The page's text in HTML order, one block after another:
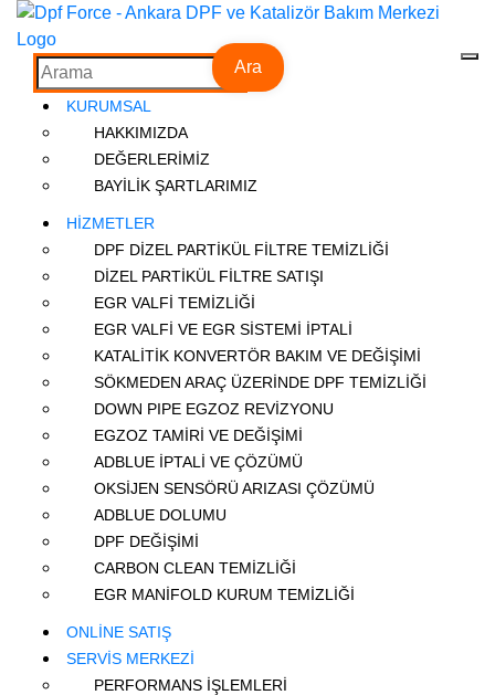
Ara
KURUMSAL
HAKKIMIZDA
DEĞERLERİMİZ
BAYİLİK ŞARTLARIMIZ
HİZMETLER
DPF DİZEL PARTİKÜL FİLTRE TEMİZLİĞİ
DİZEL PARTİKÜL FİLTRE SATIŞI
EGR VALFİ TEMİZLİĞİ
EGR VALFİ VE EGR SİSTEMİ İPTALİ
KATALİTİK KONVERTÖR BAKIM VE DEĞİŞİMİ
SÖKMEDEN ARAÇ ÜZERİNDE DPF TEMİZLİĞİ
DOWN PIPE EGZOZ REVİZYONU
EGZOZ TAMİRİ VE DEĞİŞİMİ
ADBLUE İPTALİ VE ÇÖZÜMÜ
OKSİJEN SENSÖRÜ ARIZASI ÇÖZÜMÜ
ADBLUE DOLUMU
DPF DEĞİŞİMİ
CARBON CLEAN TEMİZLİĞİ
EGR MANİFOLD KURUM TEMİZLİĞİ
ONLİNE SATIŞ
SERVİS MERKEZİ
PERFORMANS İŞLEMLERİ